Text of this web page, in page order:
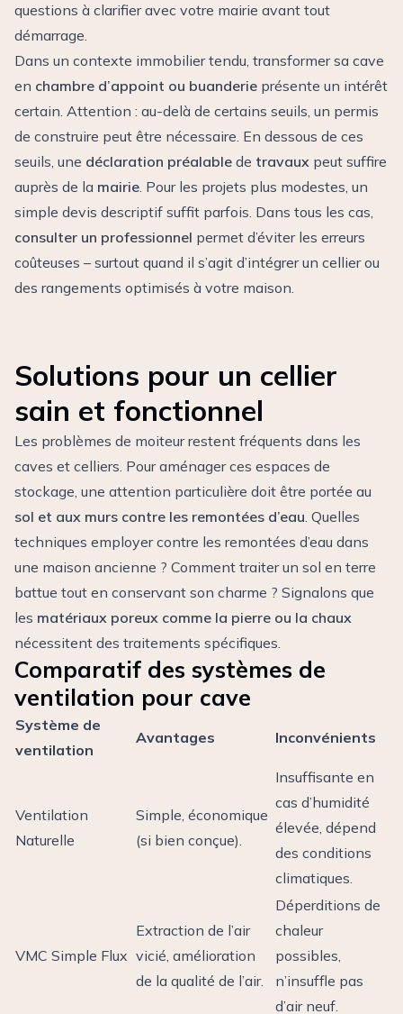
questions à clarifier avec votre mairie avant tout
démarrage.
Dans un contexte immobilier tendu, transformer sa cave
en chambre d’appoint ou buanderie présente un intérêt
certain. Attention : au-delà de certains seuils, un permis
de construire peut être nécessaire. En dessous de ces
seuils, une déclaration préalable de travaux peut suffire
auprès de la mairie. Pour les projets plus modestes, un
simple devis descriptif suffit parfois. Dans tous les cas,
consulter un professionnel permet d’éviter les erreurs
coûteuses – surtout quand il s’agit d’intégrer un cellier ou
des rangements optimisés à votre maison.
Solutions pour un cellier
sain et fonctionnel
Les problèmes de moiteur restent fréquents dans les
caves et celliers. Pour aménager ces espaces de
stockage, une attention particulière doit être portée au
sol et aux murs contre les remontées d’eau. Quelles
techniques employer contre les remontées d’eau dans
une maison ancienne ? Comment traiter un sol en terre
battue tout en conservant son charme ? Signalons que
les matériaux poreux comme la pierre ou la chaux
nécessitent des traitements spécifiques.
Comparatif des systèmes de
ventilation pour cave
Système de
ventilation
Avantages Inconvénients
Ventilation
Naturelle
Simple, économique
(si bien conçue).
Insuffisante en
cas d’humidité
élevée, dépend
des conditions
climatiques.
VMC Simple Flux
Extraction de l’air
vicié, amélioration
de la qualité de l’air.
Déperditions de
chaleur
possibles,
n’insuffle pas
d’air neuf.